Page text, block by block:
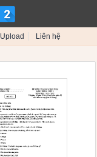
Upload Liên hệ